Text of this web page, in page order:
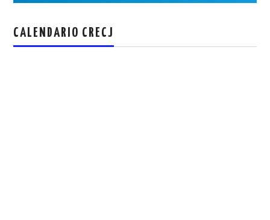
CALENDARIO CRECJ